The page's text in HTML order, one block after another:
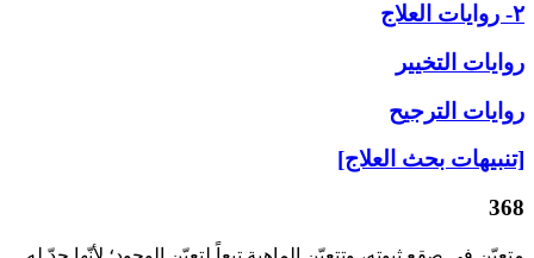
۲- روايات العلاج‏
روايات التخيير
روايات الترجيح
[تنبيهات بحث العلاج]
368